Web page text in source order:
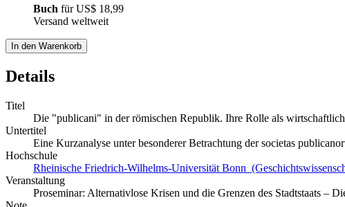
Buch fürUS$ 18,99
Versand weltweit
In den Warenkorb
Details
Titel
Die "publicani" in der römischen Republik. Ihre Rolle als
Untertitel
Eine Kurzanalyse unter besonderer Betrachtung der societas
Hochschule
Rheinische Friedrich-Wilhelms-Universität Bonn
Veranstaltung
Proseminar: Alternativlose Krisen und die Grenzen des Stadtstaats –